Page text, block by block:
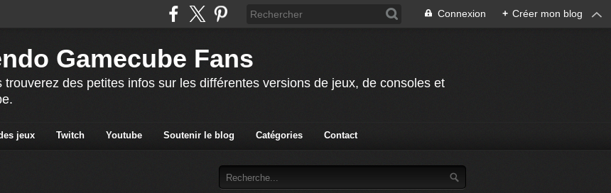
Connexion + Créer mon blog
Gamecube Fans
des petites infos sur les différentes versions de jeux, de consoles et
jeux Twitch Youtube Soutenir le blog Catégories Contact